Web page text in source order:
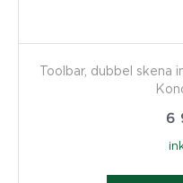
Toolbar, dubbel skena
6